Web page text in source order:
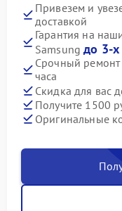
Привезем и
доставкой
Гарантия на
Samsungдо 3-х
Срочный ремонт
часа
Скидка для вас
Получите 1500
Оригинальные